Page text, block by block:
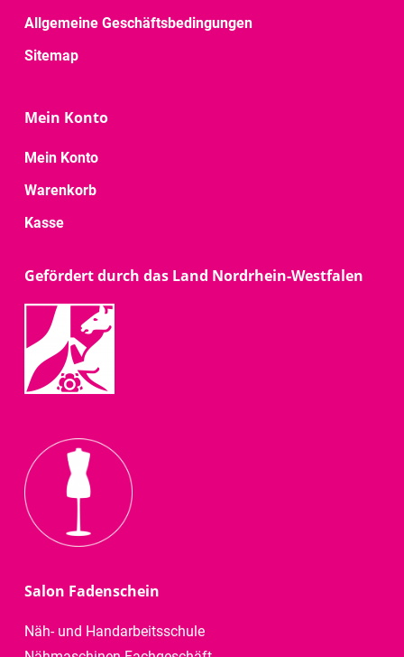
Allgemeine Geschäftsbedingungen
Sitemap
Mein Konto
Mein Konto
Warenkorb
Kasse
Gefördert durch das Land Nordrhein-Westfalen
Salon Fadenschein
Näh- und Handarbeitsschule